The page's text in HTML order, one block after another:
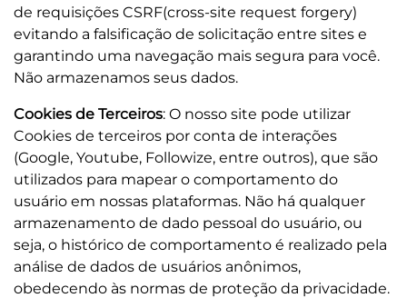
de requisições CSRF(cross-site request forgery)
evitando a falsificação de solicitação entre sites e
garantindo uma navegação mais segura para você.
Não armazenamos seus dados.
Cookies de Terceiros: O nosso site pode utilizar
Cookies de terceiros por conta de interações
(Google, Youtube, Followize, entre outros), que são
utilizados para mapear o comportamento do
usuário em nossas plataformas. Não há qualquer
armazenamento de dado pessoal do usuário, ou
seja, o histórico de comportamento é realizado pela
análise de dados de usuários anônimos,
obedecendo às normas de proteção da privacidade.